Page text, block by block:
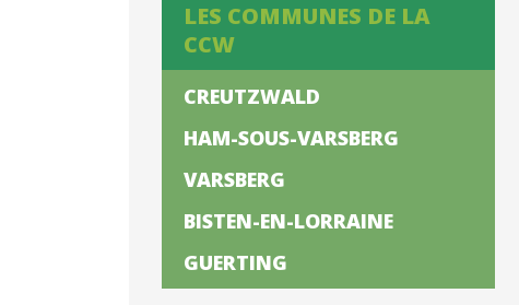
LES COMMUNES DE LA
CCW
CREUTZWALD
HAM-SOUS-VARSBERG
VARSBERG
BISTEN-EN-LORRAINE
GUERTING